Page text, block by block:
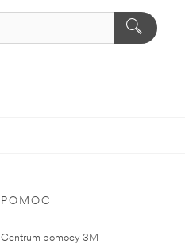
POMOC
Centrum pomocy 3M